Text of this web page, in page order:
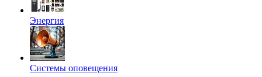
Энергия
Системы оповещения